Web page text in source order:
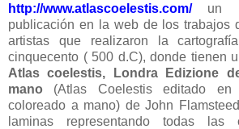
http://www.atlascoelestis.com/un
publicación en la web de los trabajos
artistas que realizaron la
cinquecento ( 500 d.C), donde tienen
Atlas coelestis, Londra Edizione
mano (Atlas Coelestis editado
coloreado a mano) de John Flamsteed
laminas representando todas las